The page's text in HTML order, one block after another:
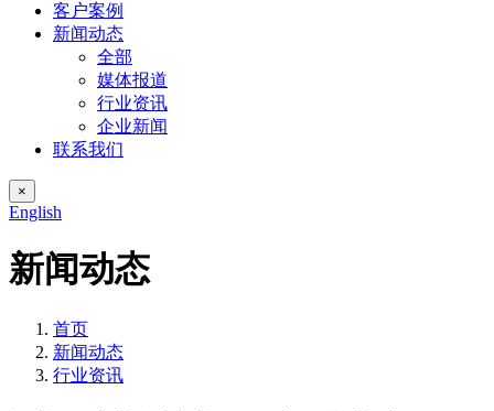
客户案例
新闻动态
全部
媒体报道
行业资讯
企业新闻
联系我们
×
English
新闻动态
首页
新闻动态
行业资讯